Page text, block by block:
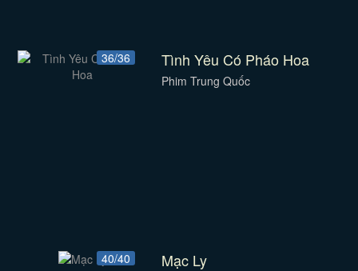
36/36 Tình Yêu Có Pháo Hoa
Phim Trung Quốc
40/40 Mạc Ly